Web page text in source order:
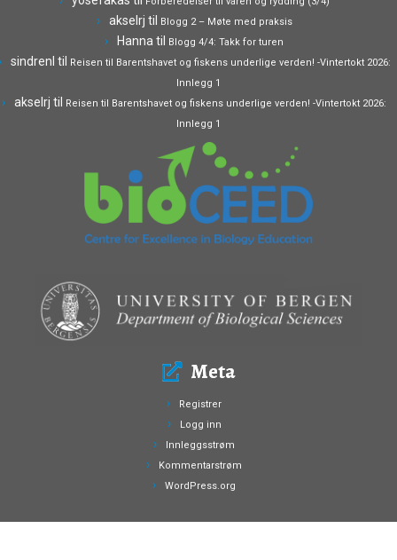
akselrj til Blogg 2 – Møte med praksis
Hanna til Blogg 4/4: Takk for turen
sindrenl til Reisen til Barentshavet og fiskens underlige verden! -Vintertokt 2026:
Innlegg 1
akselrj til Reisen til Barentshavet og fiskens underlige verden! -Vintertokt 2026:
Innlegg 1
Meta
Registrer
Logg inn
Innleggsstrøm
Kommentarstrøm
WordPress.org